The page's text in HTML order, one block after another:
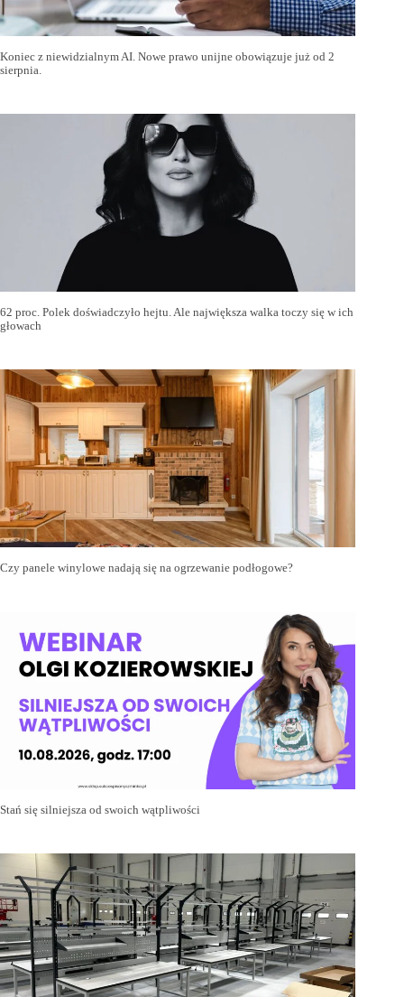
Koniec z niewidzialnym AI. Nowe prawo unijne obowiązuje już od 2
sierpnia.
62 proc. Polek doświadczyło hejtu. Ale największa walka toczy się w ich
głowach
Czy panele winylowe nadają się na ogrzewanie podłogowe?
Stań się silniejsza od swoich wątpliwości